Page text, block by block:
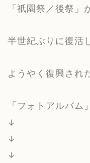
「祇園祭／後祭」
半世紀ぶりに復活
ようやく復興され
「フォトアルバム
↓
↓
↓